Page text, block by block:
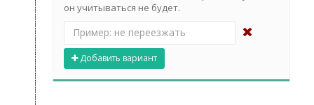
он учитываться не будет.
Добавить вариант